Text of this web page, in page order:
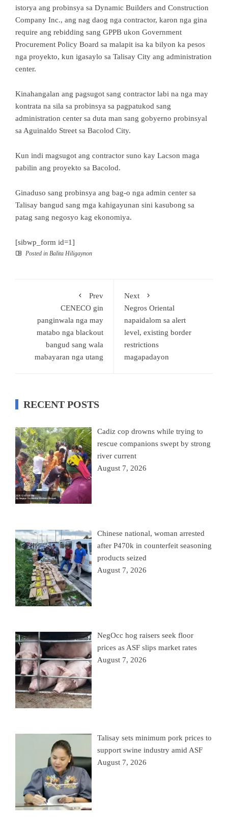
istorya ang probinsya sa Dynamic Builders and Construction
Company Inc., ang nag daog nga contractor, karon nga gina
require ang rebidding sang GPPB ukon Government
Procurement Policy Board sa malapit isa ka bilyon ka pesos
nga proyekto, kun igasaylo sa Talisay City ang administration
center.
Kinahangalan ang pagsugot sang contractor labi na nga may
kontrata na sila sa probinsya sa pagpatukod sang
administration center sa duta man sang gobyerno probinsyal
sa Aguinaldo Street sa Bacolod City.
Kun indi magsugot ang contractor suno kay Lacson maga
pabilin ang proyekto sa Bacolod.
Ginaduso sang probinsya ang bag-o nga admin center sa
Talisay bangud sang mga kahigayunan sini kasubong sa
patag sang negosyo kag ekonomiya.
[sibwp_form id=1]
Posted in Balita Hiligaynon
Prev
CENECO gin
panginwala nga may
matabo nga blackout
bangud sang wala
mabayaran nga utang
Next
Negros Oriental
napaidalom sa alert
level, existing border
restrictions
magapadayon
RECENT POSTS
Cadiz cop drowns while trying to
rescue companions swept by strong
river current
August 7, 2026
Chinese national, woman arrested
after P470k in counterfeit seasoning
products seized
August 7, 2026
NegOcc hog raisers seek floor
prices as ASF slips market rates
August 7, 2026
Talisay sets minimum pork prices to
support swine industry amid ASF
August 7, 2026